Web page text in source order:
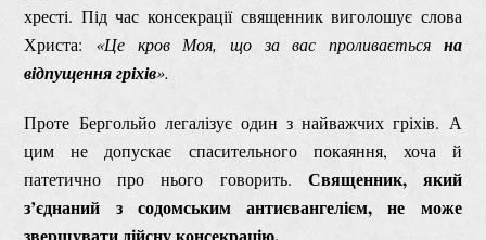
хресті. Під час консекрації священник виголошує слова
Христа: «Це кров Моя, що за вас проливається на
відпущення гріхів».
Проте Бергольйо легалізує один з найважчих гріхів. А
цим не допускає спасительного покаяння, хоча й
патетично про нього говорить. Священник, який
з’єднаний з содомським антиєвангелієм, не може
звершувати дійсну консекрацію.